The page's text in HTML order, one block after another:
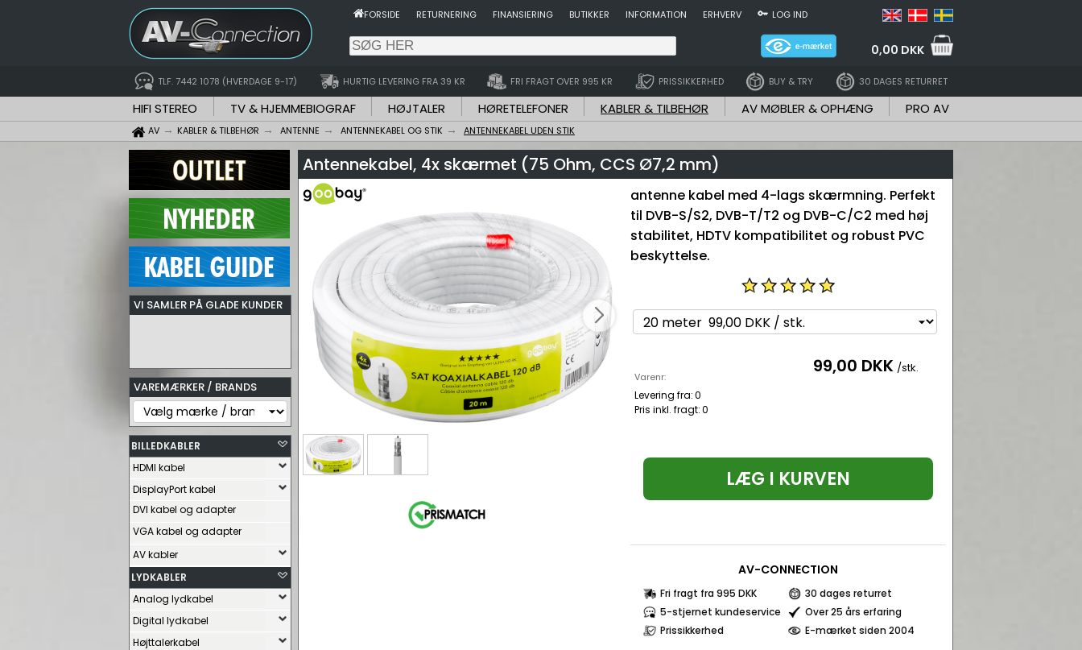
FORSIDE RETURNERING FINANSIERING BUTIKKER INFORMATION ERHVERV LOG IND
0,00 DKK
TLF. 7442 1078 (HVERDAGE 9-17) HURTIG LEVERING FRA 39 KR FRI FRAGT OVER 995 KR PRISSIKKERHED BUY & TRY 30 DAGES RETURRET
HIFI STEREO TV & HJEMMEBIOGRAF HØJTALER HØRETELEFONER KABLER & TILBEHØR AV MØBLER & OPHÆNG PRO AV
AV KABLER & TILBEHØR ANTENNE ANTENNEKABEL OG STIK ANTENNEKABEL UDEN STIK
VI SAMLER PÅ GLADE KUNDER
VAREMÆRKER / BRANDS
BILLEDKABLER
HDMI kabel
DisplayPort kabel
DVI kabel og adapter
VGA kabel og adapter
AV kabler
LYDKABLER
Analog lydkabel
Digital lydkabel
Højttalerkabel
Antennekabel, 4x skærmet (75 Ohm, CCS Ø7,2 mm)
antenne kabel med 4-lags skærmning. Perfekt
til DVB-S/S2, DVB-T/T2 og DVB-C/C2 med høj
stabilitet, HDTV kompatibilitet og robust PVC
beskyttelse.
Varenr:
Levering fra:0
Pris inkl. fragt:0
99,00 DKK /stk.
LÆG I KURVEN
AV-CONNECTION
Fri fragt fra 995 DKK
30 dages returret
5-stjernet kundeservice
Over 25 års erfaring
Prissikkerhed
E-mærket siden 2004